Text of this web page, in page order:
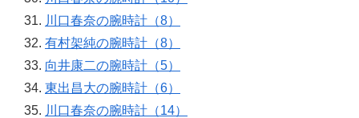
川口春奈の腕時計（8）
有村架純の腕時計（8）
向井康二の腕時計（5）
東出昌大の腕時計（6）
川口春奈の腕時計（14）